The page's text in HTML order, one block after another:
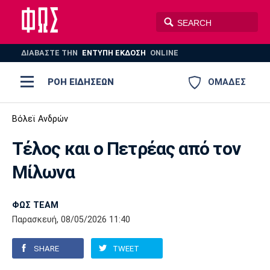
ΔΙΑΒΑΣΤΕ THN ΕΝΤΥΠΗ ΕΚΔΟΣΗ ONLINE
ΟΜΑΔΕΣ
ΡΟΗ ΕΙΔΗΣΕΩΝ
ΠΟΔΟΣΦΑΙΡΟ
ΒΟΛΕΪ ΣΠΟΡ
AUTO-MOTO
Ποδόσφαιρο
Super League 1
Super League 2
Γ Εθνική
Ελλάδα
Μπάσκετ
Ελλάδα
Εθνική
EuroLeague
Ολυμπιακοί Αγώνες
Βόλεϊ
Πόλο
Ολυμπιακός
Παναθηναϊκός Ατρόμητος
Βόλεϊ Ανδρών
Τέλος και ο Πετρέας από τον
Μίλωνα
ΦΩΣ TEAM
Παρασκευή, 08/05/2026 11:40
SHARE TWEET